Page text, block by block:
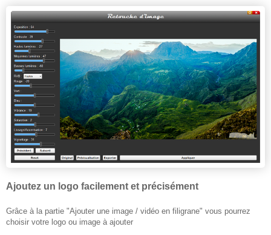
Ajoutez un logo facilement et précisément
Grâce à la partie "Ajouter une image / vidéo en filigrane" vous pourrez
choisir votre logo ou image à ajouter